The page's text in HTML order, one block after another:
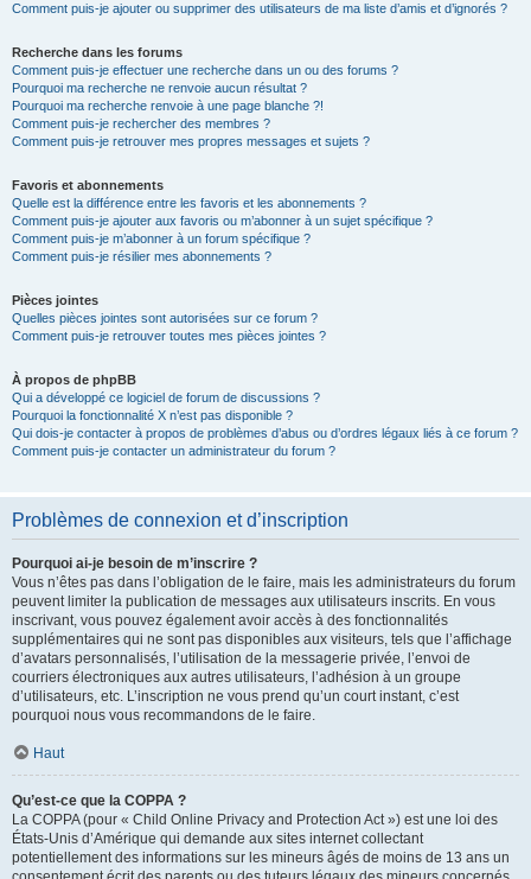
Comment puis-je ajouter ou supprimer des utilisateurs de ma liste d’amis et d’ignorés ?
Recherche dans les forums
Comment puis-je effectuer une recherche dans un ou des forums ?
Pourquoi ma recherche ne renvoie aucun résultat ?
Pourquoi ma recherche renvoie à une page blanche ?!
Comment puis-je rechercher des membres ?
Comment puis-je retrouver mes propres messages et sujets ?
Favoris et abonnements
Quelle est la différence entre les favoris et les abonnements ?
Comment puis-je ajouter aux favoris ou m’abonner à un sujet spécifique ?
Comment puis-je m’abonner à un forum spécifique ?
Comment puis-je résilier mes abonnements ?
Pièces jointes
Quelles pièces jointes sont autorisées sur ce forum ?
Comment puis-je retrouver toutes mes pièces jointes ?
À propos de phpBB
Qui a développé ce logiciel de forum de discussions ?
Pourquoi la fonctionnalité X n’est pas disponible ?
Qui dois-je contacter à propos de problèmes d’abus ou d’ordres légaux liés à ce forum ?
Comment puis-je contacter un administrateur du forum ?
Problèmes de connexion et d’inscription
Pourquoi ai-je besoin de m’inscrire ?
Vous n’êtes pas dans l’obligation de le faire, mais les administrateurs du forum
peuvent limiter la publication de messages aux utilisateurs inscrits. En vous
inscrivant, vous pouvez également avoir accès à des fonctionnalités
supplémentaires qui ne sont pas disponibles aux visiteurs, tels que l’affichage
d’avatars personnalisés, l’utilisation de la messagerie privée, l’envoi de
courriers électroniques aux autres utilisateurs, l’adhésion à un groupe
d’utilisateurs, etc. L’inscription ne vous prend qu’un court instant, c’est
pourquoi nous vous recommandons de le faire.
Haut
Qu’est-ce que la COPPA ?
La COPPA (pour « Child Online Privacy and Protection Act ») est une loi des
États-Unis d’Amérique qui demande aux sites internet collectant
potentiellement des informations sur les mineurs âgés de moins de 13 ans un